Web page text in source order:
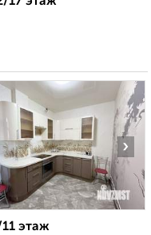
›
этаж